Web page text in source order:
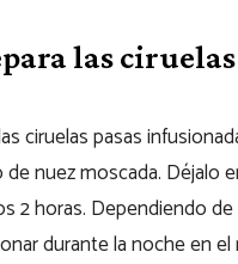
las
ciruelas pasas
nuez moscada. Déjalo
2 horas. Dependiendo
durante la noche en el